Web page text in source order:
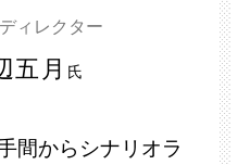
ィレクター
五月 氏
間からシナリオラ